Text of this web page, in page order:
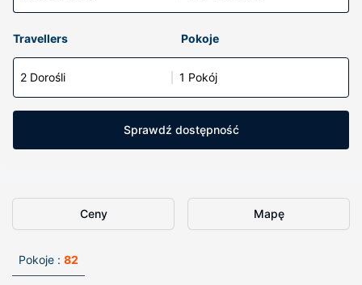
Travellers Pokoje
2 Dorośli 1 Pokój
Sprawdź dostępność
Ceny Mapę
Pokoje : 82